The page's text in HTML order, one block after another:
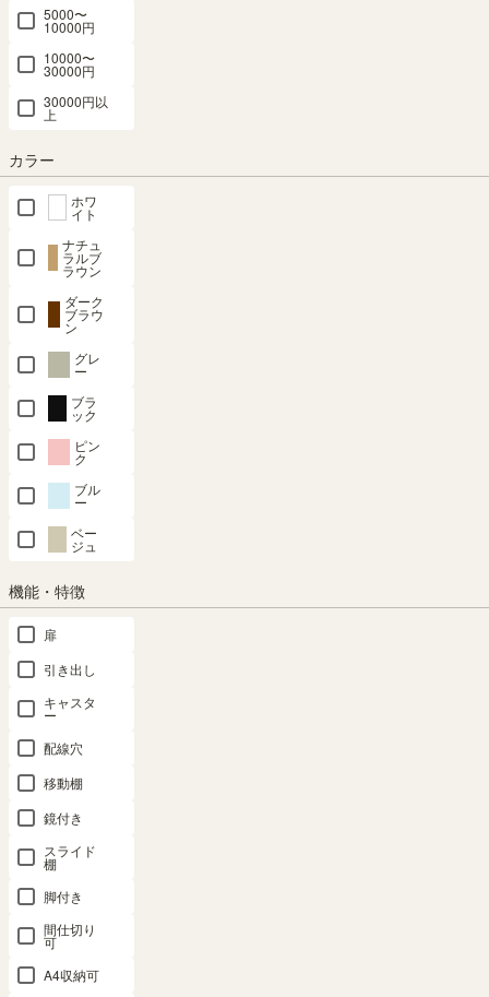
5000〜
10000円
10000〜
30000円
30000円以
上
カラー
ホワ
イト
ナチュ
ラルブ
ラウン
ダーク
ブラウ
ン
グレ
ー
ブラ
ック
ピン
ク
ブル
ー
ベー
ジュ
機能・特徴
扉
引き出し
キャスタ
ー
配線穴
移動棚
鏡付き
スライド
棚
脚付き
間仕切り
可
A4収納可
対応商品
CEC-9065SL（小）に対応した
棚板です。
3cmごとに取り付け可能
移動棚は収納物に合わせて3cm
この商品と同じシリーズの商品